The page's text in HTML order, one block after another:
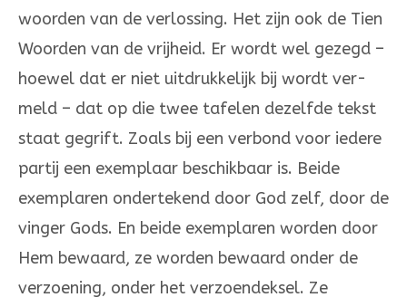
woorden van de verlossing. Het zijn ook de Tien
Woorden van de vrijheid. Er wordt wel gezegd –
hoewel dat er niet uitdrukkelijk bij wordt ver­
meld – dat op die twee tafelen dezelfde tekst
staat gegrift. Zoals bij een verbond voor iedere
partij een exemplaar beschikbaar is. Beide
exem­pla­ren ondertekend door God zelf, door de
vinger Gods. En beide exempla­ren worden door
Hem bewaard, ze worden bewaard onder de
verzoe­ning, onder het verzoendeksel. Ze